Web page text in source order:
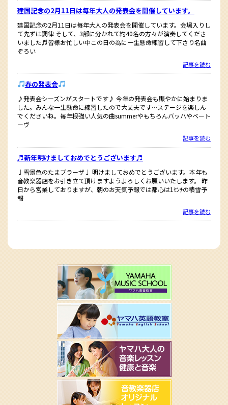
建国記念の2月11日は毎年大人の発表会を開催しています。
建国記念の2月11日は毎年大人の発表会を開催しています。会場入りし
て先ずは調律 そして、3部に分かれて約40名の方々が演奏してくださ
いました♬皆様お忙しい中この日の為に一生懸命練習して下さり名曲
ぞろい
記事を読む
春の発表会
♪発表会シーズンがスタートです♪ 今年の発表会も賑やかに始まりま
した。みんな一生懸命に練習したので大丈夫です…ステージを楽しん
でくださいね。毎年根強い人気の曲summerやもちろんバッハやベート
ーヴ
記事を読む
♬新年明けましておめでとうございます♬
♩雪景色のたまプラーザ♩ 明けましておめでとうございます。本年も
音教楽器店をお引き立て頂けますようよろしくお願いいたします。 昨
日から営業しておりますが、朝のお天気予報では都心は1ｾﾝﾁの積雪予
報
記事を読む